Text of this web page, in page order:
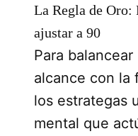
La Regla de Oro:
ajustar a 90
Para
alcance con la
los estrategas
mental que